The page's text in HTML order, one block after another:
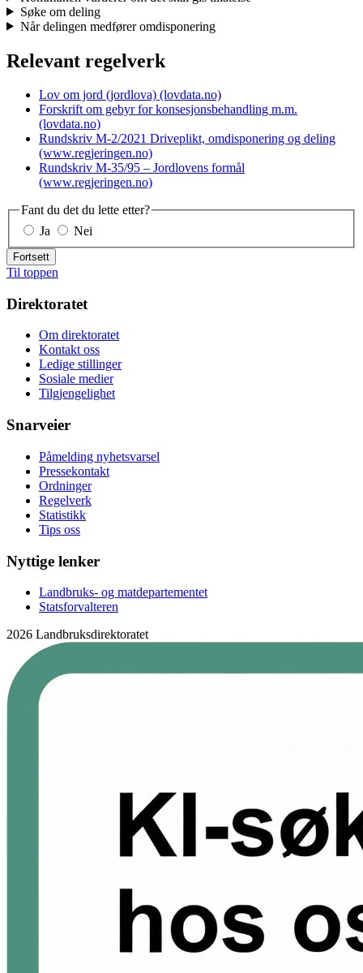
Søke om deling
Når delingen medfører omdisponering
Relevant regelverk
Lov om jord (jordlova) (lovdata.no)
Forskrift om gebyr for konsesjonsbehandling m.m.
(lovdata.no)
Rundskriv M-2/2021 Driveplikt, omdisponering og deling
(www.regjeringen.no)
Rundskriv M-35/95 – Jordlovens formål
(www.regjeringen.no)
Fant du det du lette etter?
Ja
Nei
Fortsett
Til toppen
Direktoratet
Om direktoratet
Kontakt oss
Ledige stillinger
Sosiale medier
Tilgjengelighet
Snarveier
Påmelding nyhetsvarsel
Pressekontakt
Ordninger
Regelverk
Statistikk
Tips oss
Nyttige lenker
Landbruks- og matdepartementet
Statsforvalteren
2026 Landbruksdirektoratet